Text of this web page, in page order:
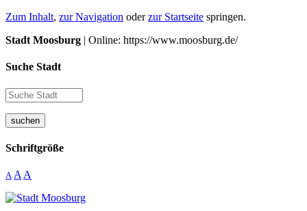
Zum Inhalt, zur Navigation oderzur Startseite springen.
Stadt Moosburg | Online: https://www.moosburg.de/
Suche Stadt
suchen
Schriftgröße
A A A